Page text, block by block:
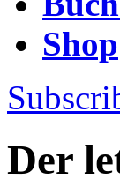
Shop
Der